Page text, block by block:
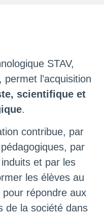
STAV,
l’acquisition
scientifique et
.
contribue, par
par
et par les
les élèves au
répondre aux
de la société dans